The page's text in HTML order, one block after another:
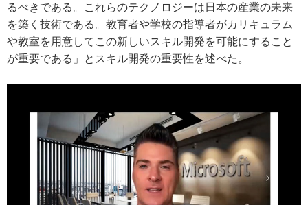
るべきである。これらのテクノロジーは日本の産業の未来
を築く技術である。教育者や学校の指導者がカリキュラム
や教室を用意してこの新しいスキル開発を可能にすること
が重要である」とスキル開発の重要性を述べた。